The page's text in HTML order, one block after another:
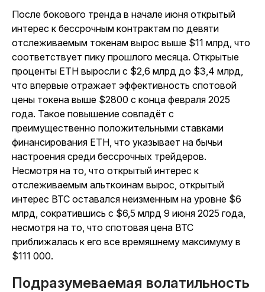
После бокового тренда в начале июня открытый
интерес к бессрочным контрактам по девяти
отслеживаемым токенам вырос выше $11 млрд, что
соответствует пику прошлого месяца. Открытые
проценты ETH выросли с $2,6 млрд до $3,4 млрд,
что впервые отражает эффективность спотовой
цены токена выше $2800 с конца февраля 2025
года. Такое повышение совпадёт с
преимущественно положительными ставками
финансирования ETH, что указывает на бычьи
настроения среди бессрочных трейдеров.
Несмотря на то, что открытый интерес к
отслеживаемым альткоинам вырос, открытый
интерес BTC оставался неизменным на уровне $6
млрд, сократившись с $6,5 млрд 9 июня 2025 года,
несмотря на то, что спотовая цена BTC
приближалась к его все времяшнему максимуму в
$111 000.
Подразумеваемая волатильность